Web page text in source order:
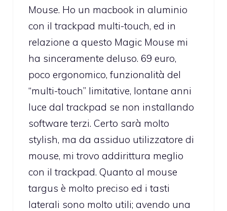
Mouse. Ho un macbook in aluminio
con il trackpad multi-touch, ed in
relazione a questo Magic Mouse mi
ha sinceramente deluso. 69 euro,
poco ergonomico, funzionalità del
“multi-touch” limitative, lontane anni
luce dal trackpad se non installando
software terzi. Certo sarà molto
stylish, ma da assiduo utilizzatore di
mouse, mi trovo addirittura meglio
con il trackpad. Quanto al mouse
targus è molto preciso ed i tasti
laterali sono molto utili; avendo una